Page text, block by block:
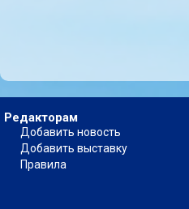
Редакторам
Добавить новость
Добавить выставку
Правила